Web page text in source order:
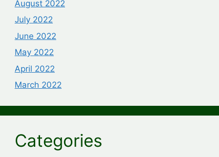
August 2022
July 2022
June 2022
May 2022
April 2022
March 2022
Categories